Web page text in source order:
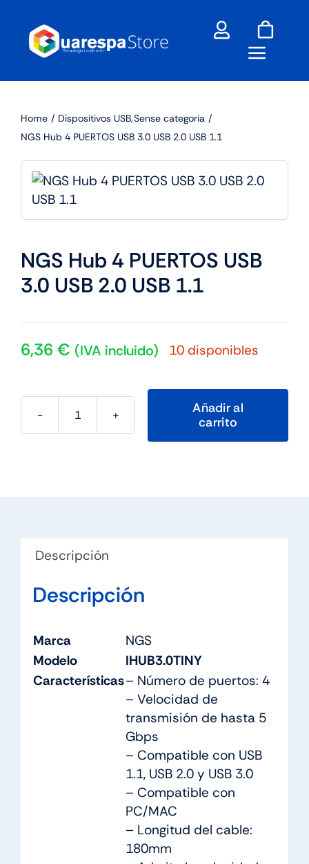
content
Home Dispositivos USB Sense categoria
NGS Hub 4 PUERTOS USB 3.0 USB 2.0 USB 1.1
NGS Hub 4 PUERTOS USB
3.0 USB 2.0 USB 1.1
6,36 € (IVA incluido) 10 disponibles
NGS
2.0
1.1
cantidad
Añadir al
carrito
Descripción
Descripción
Marca
NGS
Modelo
IHUB3.0TINY
Características– Número de puertos: 4
– Velocidad de
transmisión de hasta 5
Gbps
– Compatible con USB
1.1, USB 2.0 y USB 3.0
– Compatible con
PC/MAC
– Longitud del cable:
180mm